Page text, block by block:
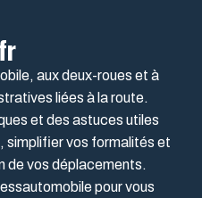
aux deux-roues et à
liées à la route.
et des astuces utiles
simplifier vos formalités et
de vos déplacements.
pour vous